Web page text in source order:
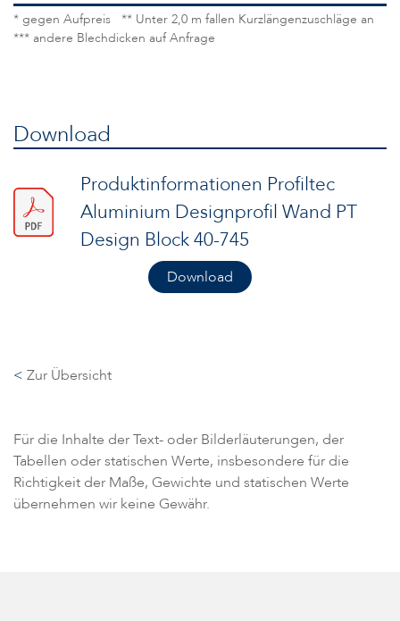
* gegen Aufpreis ** Unter 2,0 m fallen Kurzlängenzuschläge an
*** andere Blechdicken auf Anfrage
Download
Produktinformationen Profiltec
Aluminium Designprofil Wand PT
Design Block 40-745
Download
< Zur Übersicht
Für die Inhalte der Text- oder Bilderläuterungen, der
Tabellen oder statischen Werte, insbesondere für die
Richtigkeit der Maße, Gewichte und statischen Werte
übernehmen wir keine Gewähr.